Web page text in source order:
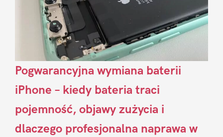
Pogwarancyjna wymiana baterii
iPhone – kiedy bateria traci
pojemność, objawy zużycia i
dlaczego profesjonalna naprawa w